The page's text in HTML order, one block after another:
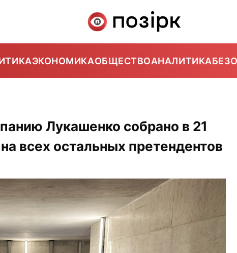
ЭКОНОМИКАОБЩЕСТВОАНАЛИТИКА
Лукашенко собрано в 21
всех остальных претендентов